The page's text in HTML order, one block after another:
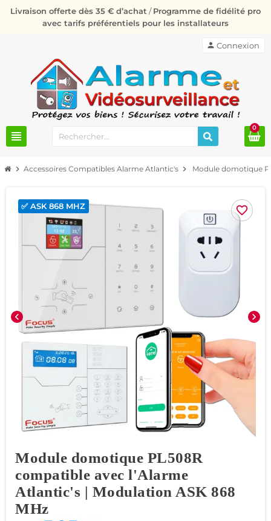
Livraison offerte dès 35 € d’achat /Programme de fidélité pro
avec tarifs préférentiels pour les installateurs
view_headline
person Connexion
0
chevron_right Accessoires Compatibles Alarme Atlantic's chevron_right Module domotique
favorite_border
chevron_left chevron_right
✅ ASK 868 MHZ
Module domotique PL508R
compatible avec l'Alarme
Atlantic's | Modulation ASK 868
MHz